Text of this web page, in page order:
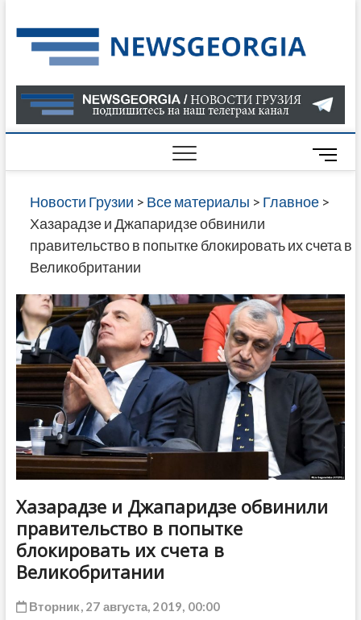
to
content
О
В
ГРУЗИИ
САЙТЕ
M
e
n
B
t
o
n
Новости Грузии > Все материалы > Главное>
Хазарадзе и Джапаридзе обвинили
правительство в попытке блокировать их счета в
Великобритании
Хазарадзе и Джапаридзе обвинили
правительство в попытке
блокировать их счета в
Великобритании
Вторник, 27 августа, 2019, 00:00